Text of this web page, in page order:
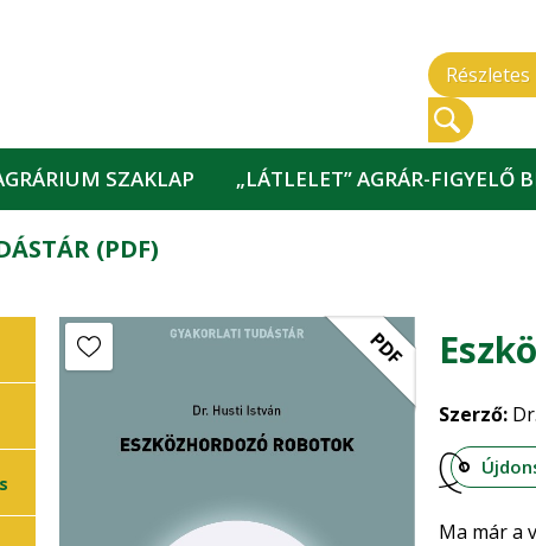
SZAKLAP „LÁTLELET” AGRÁR-FIGYELŐ
(PDF)
PDF
Szerző:
Ma már a